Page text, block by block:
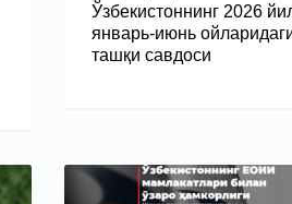
Ўзбекистоннинг 2026
январь-июнь
ташқи савдоси